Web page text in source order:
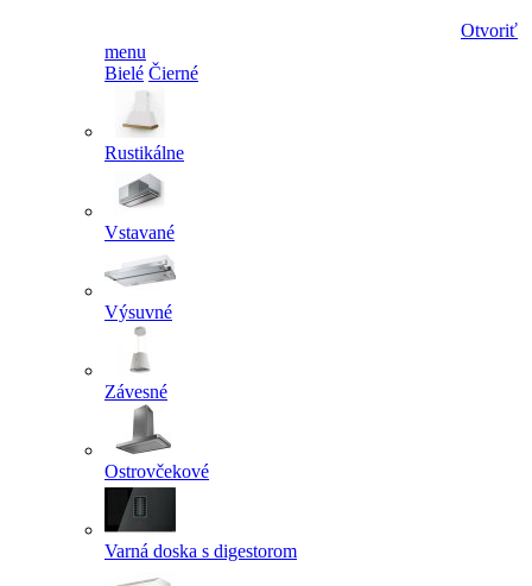
Otvoriť
menu
Bielé Čierné
Rustikálne
Vstavané
Výsuvné
Závesné
Ostrovčekové
Varná doska s digestorom